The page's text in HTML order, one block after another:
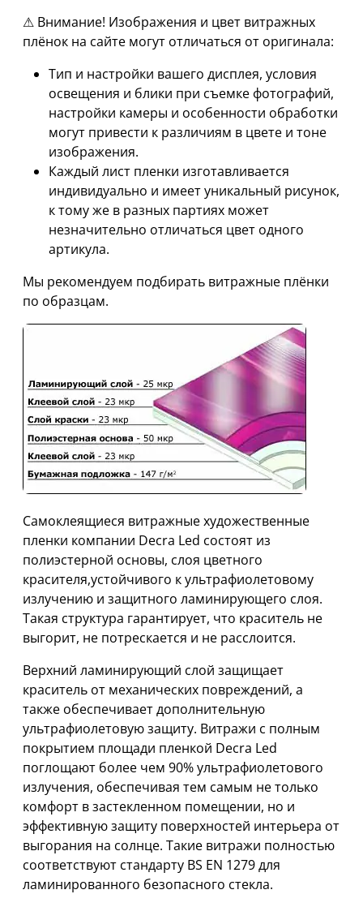
⚠ Внимание! Изображения и цвет витражных
плёнок на сайте могут отличаться от оригинала:
Тип и настройки вашего дисплея, условия
освещения и блики при съемке фотографий,
настройки камеры и особенности обработки
могут привести к различиям в цвете и тоне
изображения.
Каждый лист пленки изготавливается
индивидуально и имеет уникальный рисунок,
к тому же в разных партиях может
незначительно отличаться цвет одного
артикула.
Мы рекомендуем подбирать витражные плёнки
по образцам.
Самоклеящиеся витражные художественные
пленки компании Decra Led состоят из
полиэстерной основы, слоя цветного
красителя,устойчивого к ультрафиолетовому
излучению и защитного ламинирующего слоя.
Такая структура гарантирует, что краситель не
выгорит, не потрескается и не расслоится.
Верхний ламинирующий слой защищает
краситель от механических повреждений, а
также обеспечивает дополнительную
ультрафиолетовую защиту. Витражи с полным
покрытием площади пленкой Decra Led
поглощают более чем 90% ультрафиолетового
излучения, обеспечивая тем самым не только
комфорт в застекленном помещении, но и
эффективную защиту поверхностей интерьера от
выгорания на солнце. Такие витражи полностью
соответствуют стандарту BS EN 1279 для
ламинированного безопасного стекла.